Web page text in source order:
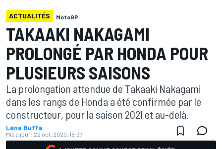
ACTUALITÉS MotoGP
TAKAAKI NAKAGAMI
PROLONGÉ PAR HONDA POUR
PLUSIEURS SAISONS
La prolongation attendue de Takaaki Nakagami
dans les rangs de Honda a été confirmée par le
constructeur, pour la saison 2021 et au-delà.
Léna Buffa
Mis à jour: 22 oct. 2020, 16:37